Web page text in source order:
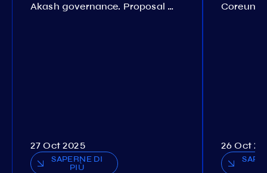
Akash governance. Proposal №308
27 Oct 2025
SAPERNE DI
PIÙ
26 Oct